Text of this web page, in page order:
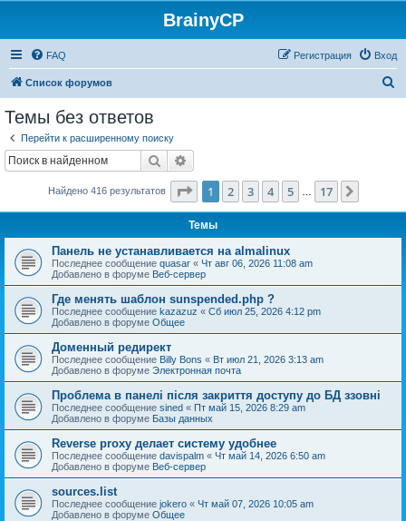
BrainyCP
FAQ Вход
Регистрация
Список форумов
Темы без ответов
Перейти к расширенному поиску
Поиск
Найдено 416 результатов Страница из 17
1 2 3 4 5 17
Темы
Панель не устанавливается на almalinux
Последнее сообщение quasar « Чт авг 06, 2026 11:08 am
Добавлено в форуме Веб-сервер
Где менять шаблон sunspended.php ?
Последнее сообщение kazazuz « Сб июл 25, 2026 4:12 pm
Добавлено в форуме Общее
Доменный редирект
Последнее сообщение Billy Bons « Вт июл 21, 2026 3:13 am
Добавлено в форуме Электронная почта
Проблема в панелі після закриття доступу до БД ззовні
Последнее сообщение sined « Пт май 15, 2026 8:29 am
Добавлено в форуме Базы данных
Reverse proxy делает систему удобнее
Последнее сообщение davispalm « Чт май 14, 2026 6:50 am
Добавлено в форуме Веб-сервер
sources.list
Последнее сообщение jokero « Чт май 07, 2026 10:05 am
Добавлено в форуме Общее